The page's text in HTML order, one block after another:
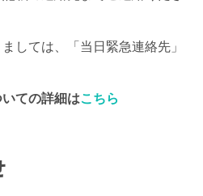
しては、「当日緊急連絡先」
いての詳細はこちら